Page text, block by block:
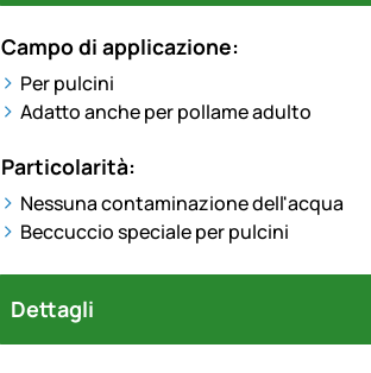
Campo di applicazione:
Per pulcini
Adatto anche per pollame adulto
Particolarità:
Nessuna contaminazione dell'acqua
Beccuccio speciale per pulcini
Dettagli